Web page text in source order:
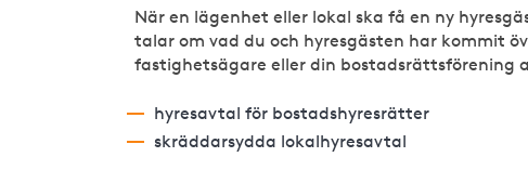
När en lägenhet eller lokal ska få en ny
talar om vad du och hyresgästen har kommit
fastighetsägare eller din bostadsrättsförening
hyresavtal för bostadshyresrätter
skräddarsydda lokalhyresavtal